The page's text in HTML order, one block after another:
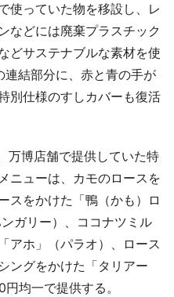
使っていた物を移設し、レ
などには廃棄プラスチック
どサステナブルな素材を使
連結部分に、赤と青の手が
別仕様のすしカバーも復活
博店舗で提供していた特
ニューは、カモのロースを
スをかけた「鴨（かも）ロ
ガリー）、ココナツミル
アホ」（パラオ）、ロース
ングをかけた「タリアー
均一で提供する。